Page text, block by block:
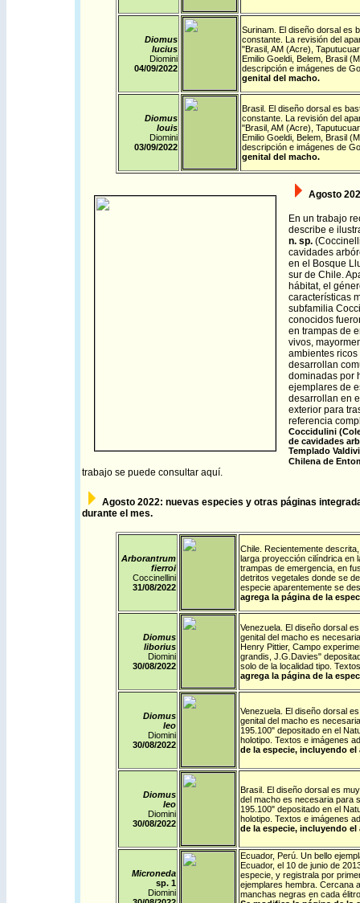
Diomus
lucius
Diomini
04/09/2022
Surinam. El diseño dorsal es
constante. La revisión del
"Brasil, AM (Acre),
Emilio Goeldi, Belem, Brasil
descripción e imágenes de
genital del macho.
Diomus
louis
Diomini
03/09/2022
Brasil. El diseño dorsal es
constante. La revisión del
"Brasil, AM (Acre),
Emilio Goeldi, Belem, Brasil
descripción e imágenes de
genital del macho.
Agosto
En un trabajo
describe e
n. sp.
cavidades
en el Bosque
sur de Chile.
hábitat, el
características
subfamilia
conocidos
en trampas de
vivos,
ambientes
desarrollan
dominadas por
ejemplares de
desarrollan en
exterior para
referencia
Coccidulini
de cavidades
Templado
Chilena de
trabajo se puede consultar aquí.
Agosto 2022: nuevas especies y otras páginas
durante el mes.
Arborantrum
fierroi
Coccinellini
31/08/2022
Chile. Recientemente
larga proyección cilíndrica en
trampas de emergencia, en
detritos vegetales donde se
especie aparentemente se
agrega la página de la
Diomus
liborius
Diomini
30/08/2022
Venezuela. El diseño dorsal
genital del macho es
Henry Pittier, Campo
grandis, J.G.Davies"
solo de la localidad tipo.
agrega la página de la
Diomus
leo
Diomini
30/08/2022
Venezuela. El diseño dorsal
genital del macho es
195.100" depositado en el
holotipo. Textos e imágenes
de la especie, incluyendo
Diomus
leo
Diomini
30/08/2022
Brasil. El diseño dorsal es
del macho es necesaria para
195.100" depositado en el
holotipo. Textos e imágenes
de la especie, incluyendo
Microneda
sp. 1
Diomini
Ecuador, Perú. Un bello
Ecuador, el 10 de junio de
especie, y registrala por
ejemplares hembra. Cercana
manchas negras en cada